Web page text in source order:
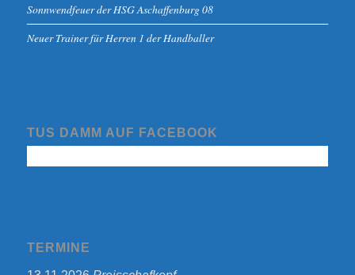
Sonnwendfeuer der HSG Aschaffenburg 08
Neuer Trainer für Herren 1 der Handballer
TUS DAMM AUF FACEBOOK
TERMINE